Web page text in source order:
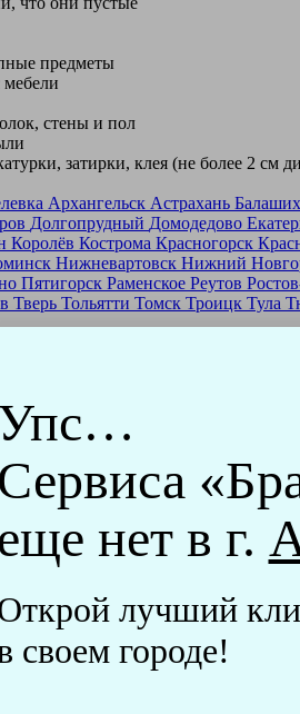
Сервиса
нет в г.
лучший
своем городе!
предметы
стены и пол
затирки, клея (не более 2 см
Архангельск Астрахань
Долгопрудный Домодедово
Королёв Кострома Красногорск
Нижневартовск Нижний
Пятигорск Раменское Реутов
Тверь Тольятти Томск Троицк Тула
в своем городе по
обученные клинеры -
аттестацию в нашем
форме с логотипом компании
технических и